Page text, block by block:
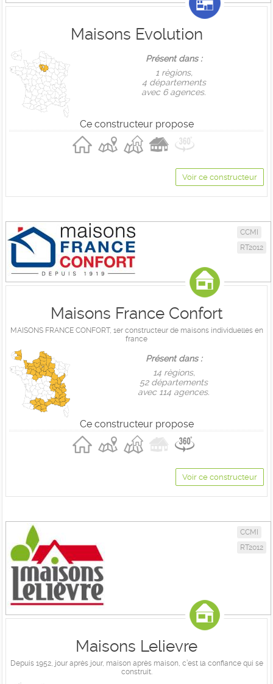
Maisons Evolution
Présent dans :
1 règions,
4 départements
avec 6 agences.
Ce constructeur propose
Voir ce constructeur
CCMI
RT2012
Maisons France Confort
MAISONS FRANCE CONFORT, 1er constructeur de maisons individuelles en
france
Présent dans :
14 règions,
52 départements
avec 114 agences.
Ce constructeur propose
Voir ce constructeur
CCMI
RT2012
Maisons Lelievre
Depuis 1952, jour après jour, maison après maison, c’est la confiance qui se
construit.